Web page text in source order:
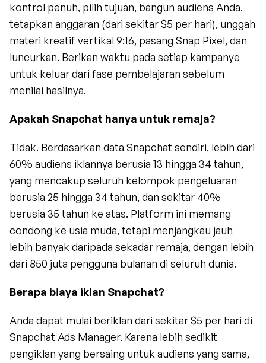
kontrol penuh, pilih tujuan, bangun audiens Anda,
tetapkan anggaran (dari sekitar $5 per hari), unggah
materi kreatif vertikal 9:16, pasang Snap Pixel, dan
luncurkan. Berikan waktu pada setiap kampanye
untuk keluar dari fase pembelajaran sebelum
menilai hasilnya.
Apakah Snapchat hanya untuk remaja?
Tidak. Berdasarkan data Snapchat sendiri, lebih dari
60% audiens iklannya berusia 13 hingga 34 tahun,
yang mencakup seluruh kelompok pengeluaran
berusia 25 hingga 34 tahun, dan sekitar 40%
berusia 35 tahun ke atas. Platform ini memang
condong ke usia muda, tetapi menjangkau jauh
lebih banyak daripada sekadar remaja, dengan lebih
dari 850 juta pengguna bulanan di seluruh dunia.
Berapa biaya iklan Snapchat?
Anda dapat mulai beriklan dari sekitar $5 per hari di
Snapchat Ads Manager. Karena lebih sedikit
pengiklan yang bersaing untuk audiens yang sama,